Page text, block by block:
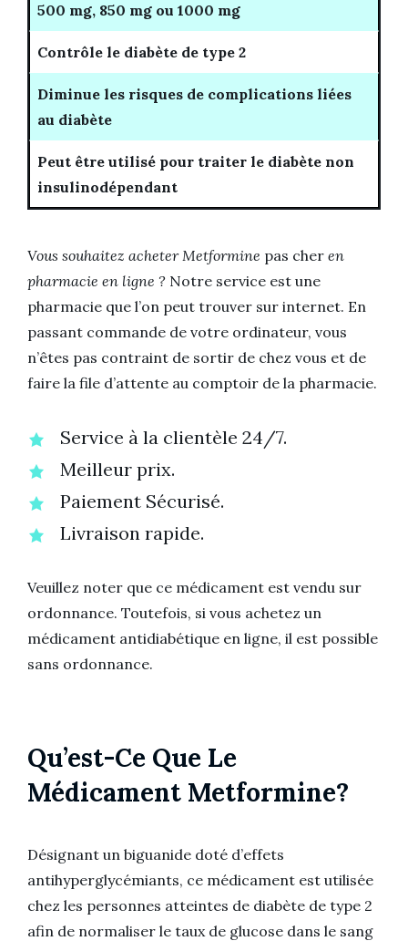
500 mg, 850 mg ou 1000 mg
Contrôle le diabète de type 2
Diminue les risques de complications liées
au diabète
Peut être utilisé pour traiter le diabète non
insulinodépendant
Vous souhaitez acheter Metformine pas cher en
pharmacie en ligne ? Notre service est une
pharmacie que l’on peut trouver sur internet. En
passant commande de votre ordinateur, vous
n’êtes pas contraint de sortir de chez vous et de
faire la file d’attente au comptoir de la pharmacie.
Service à la clientèle 24/7.
Meilleur prix.
Paiement Sécurisé.
Livraison rapide.
Veuillez noter que ce médicament est vendu sur
ordonnance. Toutefois, si vous achetez un
médicament antidiabétique en ligne, il est possible
sans ordonnance.
Qu’est-Ce Que Le
Médicament Metformine?
Désignant un biguanide doté d’effets
antihyperglycémiants, ce médicament est utilisée
chez les personnes atteintes de diabète de type 2
afin de normaliser le taux de glucose dans le sang